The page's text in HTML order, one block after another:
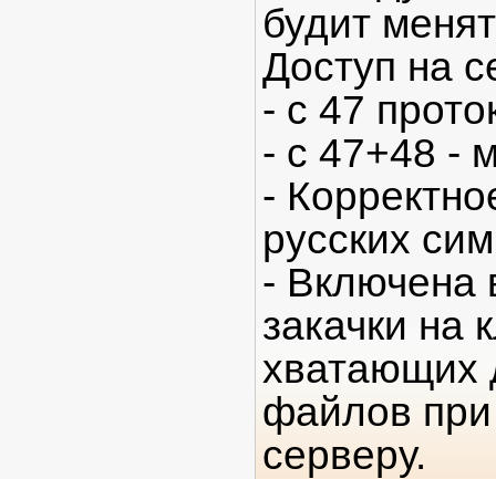
будит
Доступ на
- с 47
- с 47+48 -
-
русских
- Включена
закачки на
хватающих
файлов
серверу.